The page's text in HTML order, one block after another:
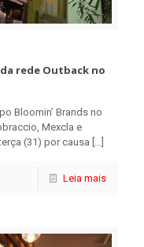
rede Outback no
Bloomin’ Brands no
Mexcla e
(31) por causa […]
Leia mais